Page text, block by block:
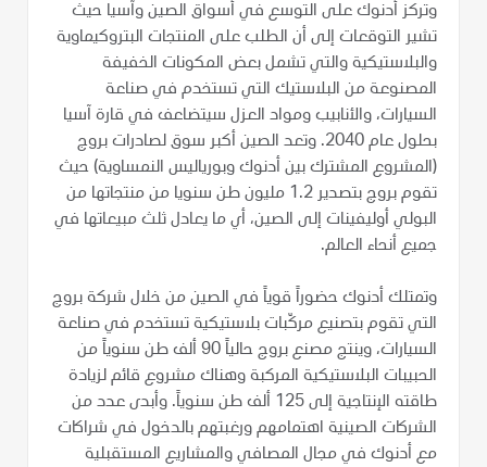
وتركز أدنوك على التوسع في أسواق الصين وآسيا حيث
تشير التوقعات إلى أن الطلب على المنتجات البتروكيماوية
والبلاستيكية والتي تشمل بعض المكونات الخفيفة
المصنوعة من البلاستيك التي تستخدم في صناعة
السيارات، والأنابيب ومواد العزل سيتضاعف في قارة آسيا
بحلول عام 2040. وتعد الصين أكبر سوق لصادرات بروج
(المشروع المشترك بين أدنوك وبورياليس النمساوية) حيث
تقوم بروج بتصدير 1.2 مليون طن سنويا من منتجاتها من
البولي أوليفينات إلى الصين، أي ما يعادل ثلث مبيعاتها في
جميع أنحاء العالم.
وتمتلك أدنوك حضوراً قوياً في الصين من خلال شركة بروج
التي تقوم بتصنيع مركّبات بلاستيكية تستخدم في صناعة
السيارات، وينتج مصنع بروج حالياً 90 ألف طن سنوياً من
الحبيبات البلاستيكية المركبة وهناك مشروع قائم لزيادة
طاقته الإنتاجية إلى 125 ألف طن سنوياً. وأبدى عدد من
الشركات الصينية اهتمامهم ورغبتهم بالدخول في شراكات
مع أدنوك في مجال المصافي والمشاريع المستقبلية